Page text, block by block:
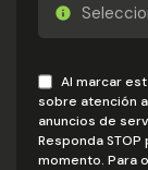
Al marcar
sobre atención
anuncios de
Responda
momento. Para